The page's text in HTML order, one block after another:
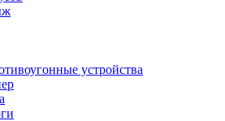
устройства